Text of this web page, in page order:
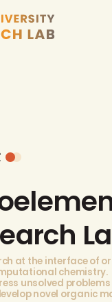
at the interface of
chemistry.
unsolved
novel organic